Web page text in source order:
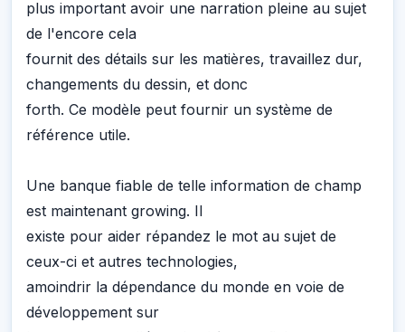
plus important avoir une narration pleine au sujet
de l'encore cela
fournit des détails sur les matières, travaillez dur,
changements du dessin, et donc
forth. Ce modèle peut fournir un système de
référence utile.
Une banque fiable de telle information de champ
est maintenant growing. Il
existe pour aider répandez le mot au sujet de
ceux-ci et autres technologies,
amoindrir la dépendance du monde en voie de
développement sur